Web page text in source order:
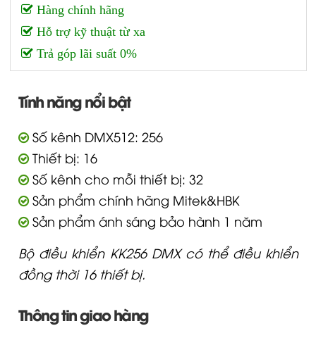
Hàng chính hãng
Hỗ trợ kỹ thuật từ xa
Trả góp lãi suất 0%
Tính năng nổi bật
Số kênh DMX512: 256
Thiết bị: 16
Số kênh cho mỗi thiết bị: 32
Sản phẩm chính hãng Mitek&HBK
Sản phẩm ánh sáng bảo hành 1 năm
Bộ điều khiển KK256 DMX có thể điều khiển
đồng thời 16 thiết bị.
Thông tin giao hàng